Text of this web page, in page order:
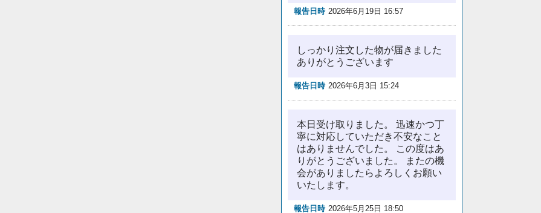
報告日時 2026年6月19日 16:57
しっかり注文した物が届きました
ありがとうございます
報告日時 2026年6月3日 15:24
本日受け取りました。 迅速かつ丁
寧に対応していただき不安なこと
はありませんでした。 この度はあ
りがとうございました。 またの機
会がありましたらよろしくお願い
いたします。
報告日時 2026年5月25日 18:50